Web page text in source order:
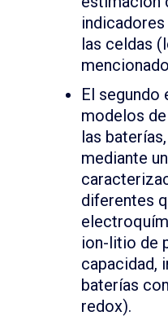
las celdas
El segundo
modelos
las
mediante
diferentes
ion-litio de
capacidad,
baterías
redox).